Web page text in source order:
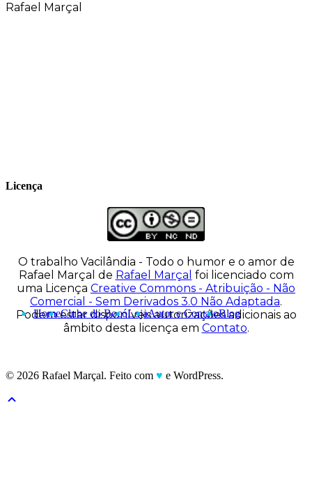
Rafael Marçal
Licença
O trabalho Vacilândia - Todo o humor e o amor de
Rafael Marçal de Rafael Marçal foi licenciado com
uma Licença Creative Commons - Atribuição - Não
Comercial - Sem Derivados 3.0 Não Adaptada.
Podem estar disponíveis autorizações adicionais ao
âmbito desta licença em Contato.
HomeClube do BocóLojaAutor e ContatoBlog
© 2026 Rafael Marçal. Feito com ♥ e WordPress.